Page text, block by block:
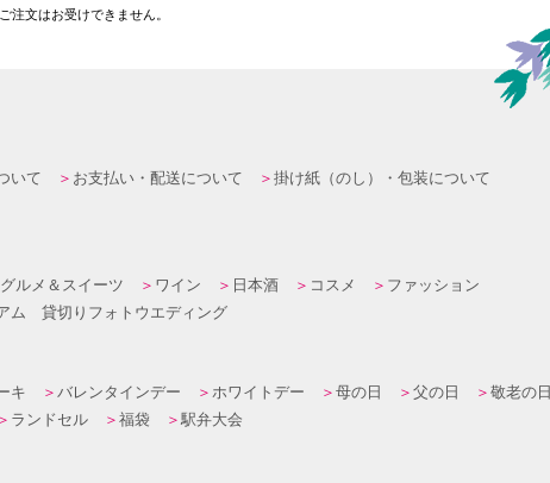
注文はお受けできません。
いて お支払い・配送について
掛け紙（のし）・包装について
ルメ＆スイーツ ワイン 日本酒 コスメ
ファッション
ム 貸切りフォトウエディング
キ バレンタインデー ホワイトデー 母の日 父の日
敬老の日
ランドセル 福袋 駅弁大会